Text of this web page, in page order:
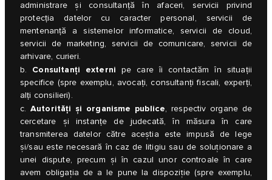
administrare și consultanță în afaceri, servicii privind
protecția datelor cu caracter personal, servicii de
mentenanță a sistemelor informatice, servicii de cloud,
servicii de marketing, servicii de comunicare, servicii de
arhivare, curieri.
b. Consultanți externi pe care îi contactăm în situații
specifice (spre exemplu, avocați, consultanți fiscali, experți,
alți consilieri).
c. Autorități și organisme publice, respectiv organe de
cercetare și instanțe de judecată, în măsura în care
transmiterea datelor către aceștia este impusă de lege
și/sau este necesară în caz de litigiu sau de soluţionare a
unei dispute, precum şi în cazul unor controale în care
avem obligaţia de a le pune la dispoziţie (spre exemplu,